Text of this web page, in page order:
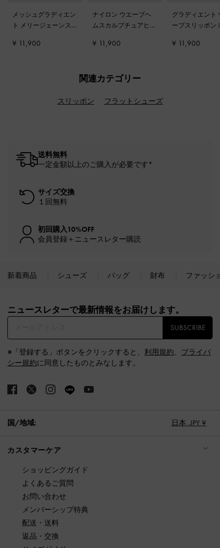
メッシュグラディエン
ト メリージェーンス
¥ 11,900
ナイロン ウエーブヘ
ムスカルプチュアヒー
¥ 11,900
グラディエント
ーブスリッポン
¥ 11,900
関連カテゴリー
スリッポン フラットシューズ
送料無料
一定金額以上のご購入が必要です*
サイズ交換
１回無料
初回購入10%OFF
会員登録＋ニュースレター購読
新着商品 シューズ バッグ 財布 ファッシ
ニュースレターで最新情報をお届けします。​
SUBSCRIBE
※「登録する」ボタンをクリックすると、 利用規約、 プライバ
シー規約に同意したものとみなします。
国/地域: 日本, JPY ¥
カスタマーケア
ショッピングガイド
よくあるご質問
お問い合わせ
メンバーシップ特典
配送・送料
返品・交換